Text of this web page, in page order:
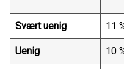
Svært uenig 11
Uenig 10